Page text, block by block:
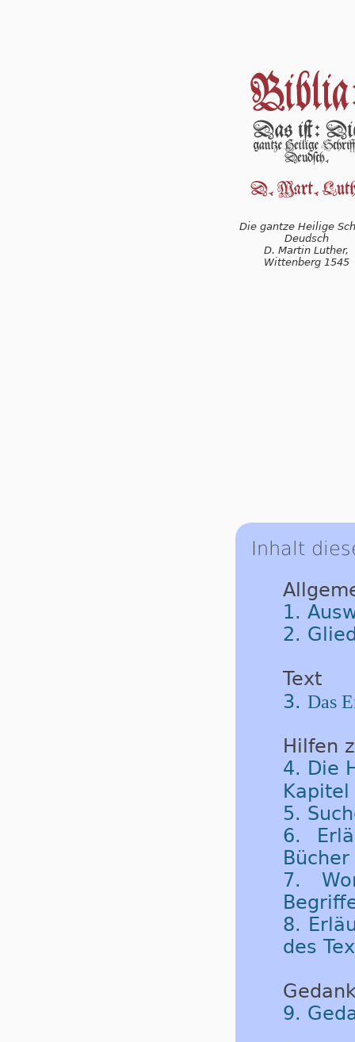
Die gantze Heilige
Deudsch
D. Martin Luther,
Wittenberg 1545
Inhalt
1.
2.
Text
3. Das
Hilfen
4. Die
Kapitel
5.
6.
7.
8.
des
9.